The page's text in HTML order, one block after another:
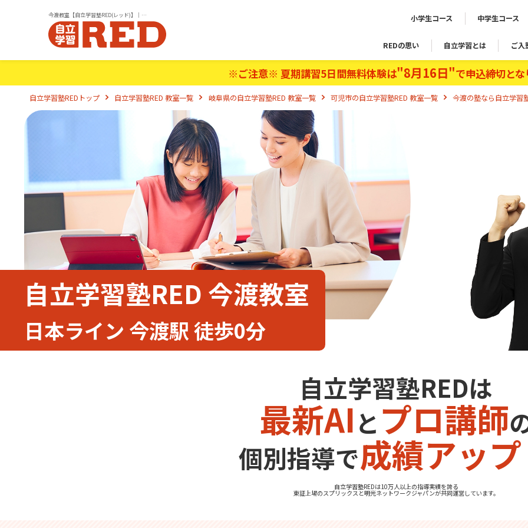
今渡教室【自立学習塾RED(レッド)】｜小学生・中学生・高校生の学習塾 小学生コース 中学生コース
REDの思い 自立学習とは ご入
※ご注意※ 夏期講習5日間無料体験は"8月16日"で申込締切と
自立学習塾REDトップ 自立学習塾RED 教室一覧 岐阜県の自立学習塾RED 教室一覧 可児市の自立学習塾RED 教室一覧 今渡の塾なら自立学習
自立学習塾RED 今渡教室
日本ライン 今渡駅 徒歩0分
自立学習塾REDは
最新AIとプロ講師
個別指導で成績アッ
自立学習塾REDは10万人以上の指導実績を誇る
東証上場の スプリックス と明光ネットワークジャパンが共同運営しています。